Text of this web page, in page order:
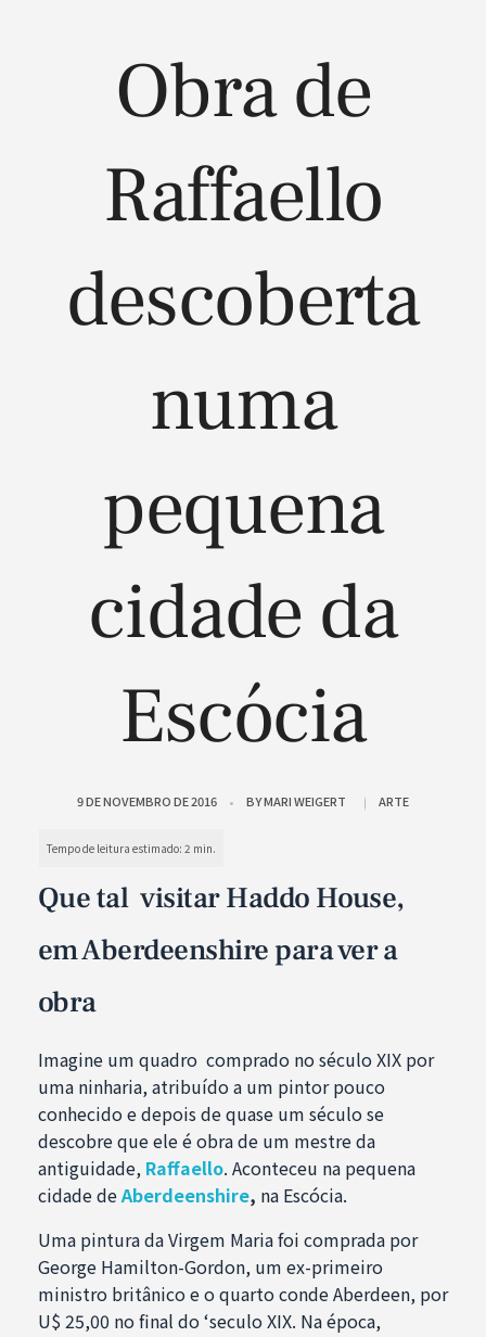
Obra de
Raffaello
descoberta
numa
pequena
cidade da
Escócia
9 DE NOVEMBRO DE 2016 BYMARI WEIGERT ARTE
Que tal visitar Haddo House,
em Aberdeenshire para ver a
obra
Imagine um quadro comprado no século XIX por
uma ninharia, atribuído a um pintor pouco
conhecido e depois de quase um século se
descobre que ele é obra de um mestre da
antiguidade, Raffaello. Aconteceu na pequena
cidade deAberdeenshire, na Escócia.
Uma pintura da Virgem Maria foi comprada por
George Hamilton-Gordon, um ex-primeiro
ministro britânico e o quarto conde Aberdeen, por
U$ 25,00 no final do ‘seculo XIX. Na época,